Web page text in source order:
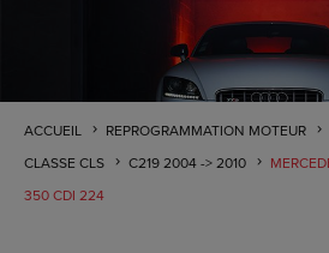
ACCUEIL REPROGRAMMATION MOTEUR
CLASSE CLS
C219 2004 -> 2010
350 CDI 224